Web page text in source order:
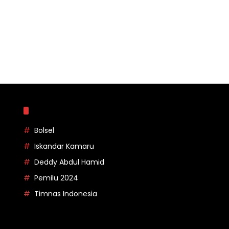
Bolsel
Iskandar Kamaru
Deddy Abdul Hamid
Pemilu 2024
Timnas Indonesia